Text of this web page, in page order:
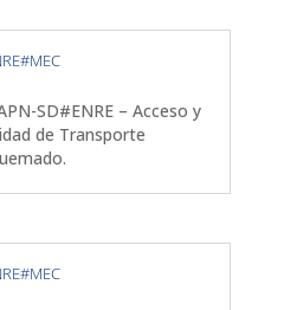
SD#ENRE – Acceso y
de Transporte